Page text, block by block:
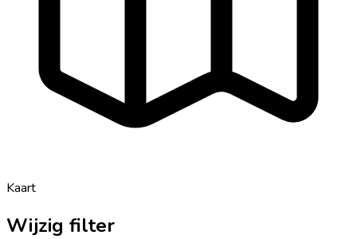
Kaart
Wijzig filter